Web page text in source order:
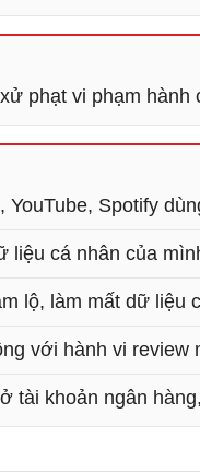
phạt vi phạm
YouTube, Spotify
liệu cá nhân của
lộ, làm mất dữ liệu
với hành vi review
tài khoản ngân